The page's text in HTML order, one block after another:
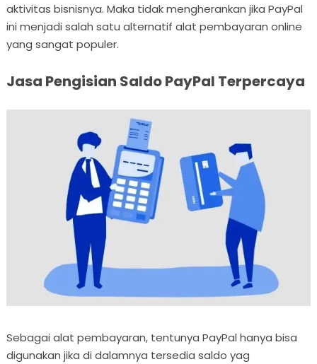
aktivitas bisnisnya. Maka tidak mengherankan jika PayPal
ini menjadi salah satu alternatif alat pembayaran online
yang sangat populer.
Jasa Pengisian Saldo PayPal Terpercaya
Sebagai alat pembayaran, tentunya PayPal hanya bisa
digunakan jika di dalamnya tersedia saldo yag